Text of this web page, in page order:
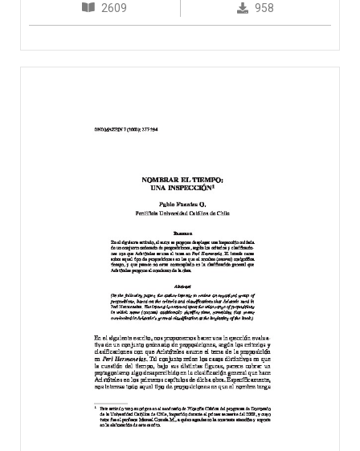
2609 958